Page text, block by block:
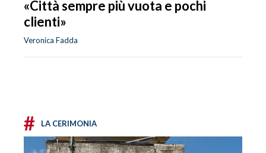
«Città sempre più vuota e pochi
clienti»
Veronica Fadda
# LA CERIMONIA